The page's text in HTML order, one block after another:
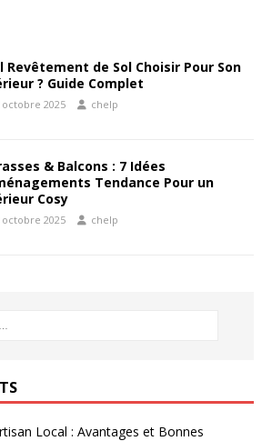
Revêtement de Sol Choisir Pour Son
? Guide Complet
octobre 2025 chelp
& Balcons : 7 Idées
Tendance Pour un
Cosy
octobre 2025 chelp
Local : Avantages et Bonnes